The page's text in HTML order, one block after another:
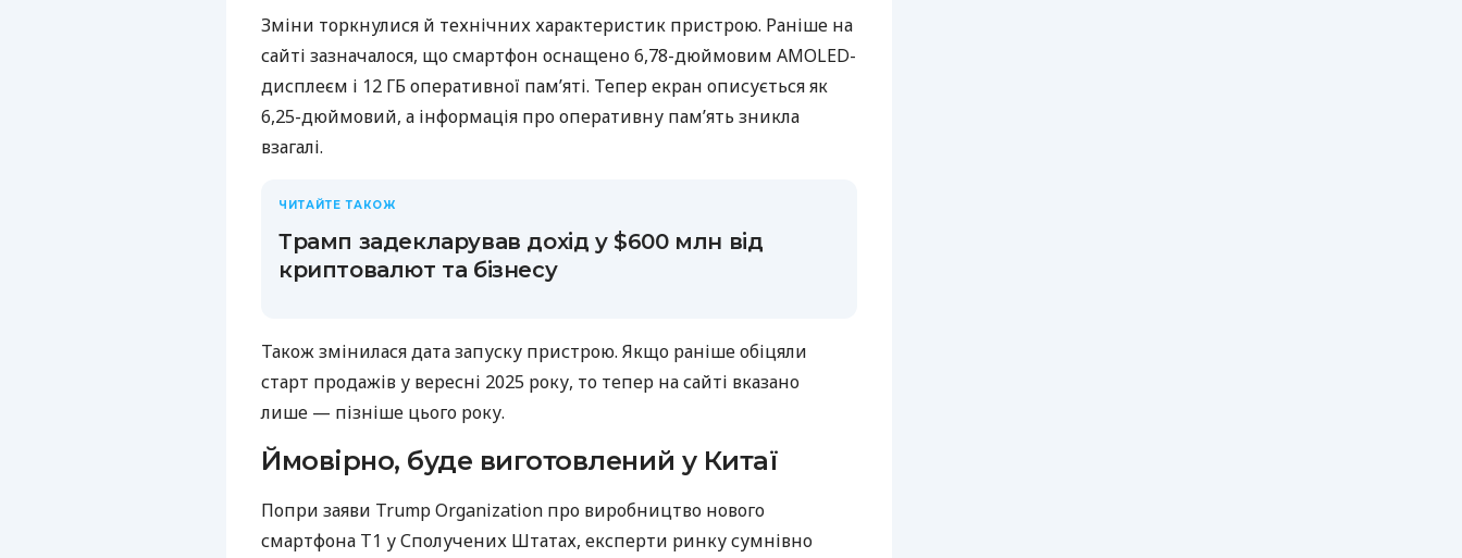
Зміни торкнулися й технічних характеристик пристрою. Раніше на
сайті зазначалося, що смартфон оснащено 6,78-дюймовим AMOLED-
дисплеєм і 12 ГБ оперативної пам’яті. Тепер екран описується як
6,25-дюймовий, а інформація про оперативну пам’ять зникла
взагалі.
ЧИТАЙТЕ ТАКОЖ
Трамп задекларував дохід у $600 млн від
криптовалют та бізнесу
Також змінилася дата запуску пристрою. Якщо раніше обіцяли
старт продажів у вересні 2025 року, то тепер на сайті вказано
лише — пізніше цього року.
Ймовірно, буде виготовлений у Китаї
Попри заяви Trump Organization про виробництво нового
смартфона T1 у Сполучених Штатах, експерти ринку сумнівно